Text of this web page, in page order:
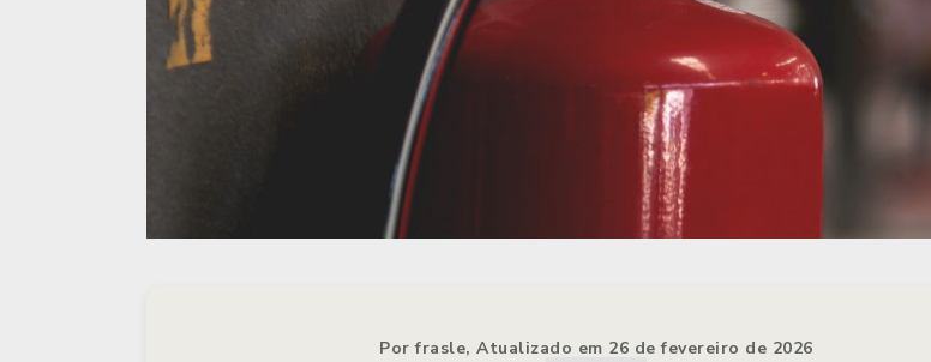
Por frasle, Atualizado em 26 de fevereiro de 2026